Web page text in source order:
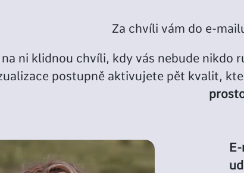
Za chvíli vám do e-
na ni klidnou chvíli, kdy vás nebude
postupně aktivujete pět kvalit,